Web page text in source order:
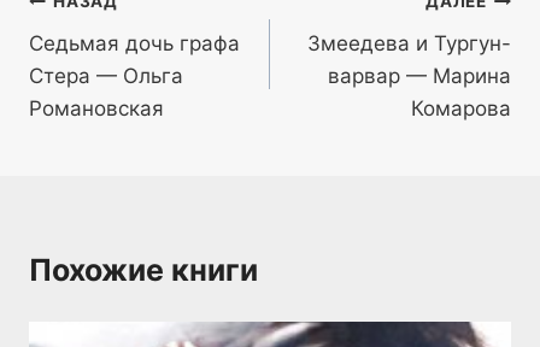
по
записям
Седьмая дочь графа
Стера — Ольга
Романовская
Змеедева и Тургун-
варвар — Марина
Комарова
Похожие книги